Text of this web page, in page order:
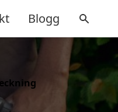
Blogg